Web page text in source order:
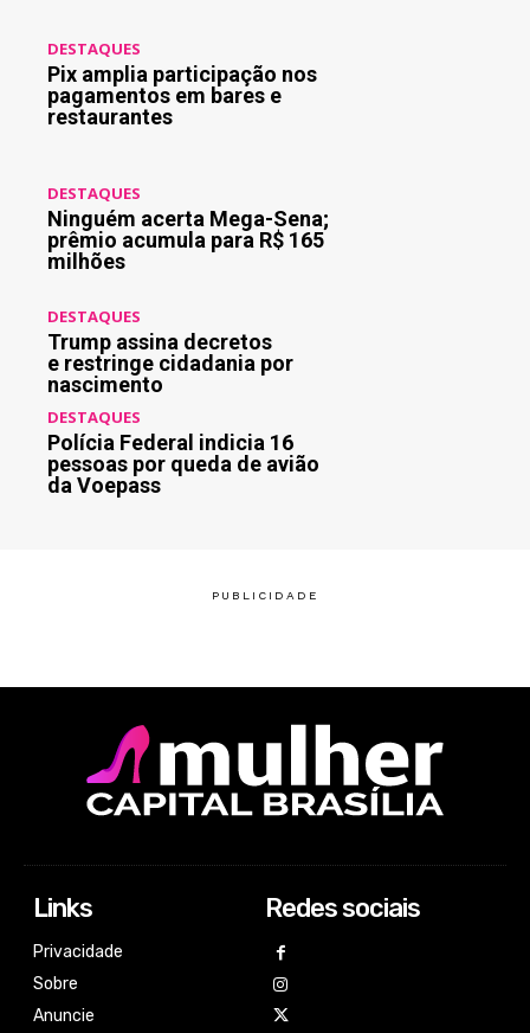
DESTAQUES
Pix amplia participação nos
pagamentos em bares e
restaurantes
DESTAQUES
Ninguém acerta Mega-Sena;
prêmio acumula para R$ 165
milhões
DESTAQUES
Trump assina decretos
e restringe cidadania por
nascimento
DESTAQUES
Polícia Federal indicia 16
pessoas por queda de avião
da Voepass
Links
Privacidade
Sobre
Anuncie
Redes sociais